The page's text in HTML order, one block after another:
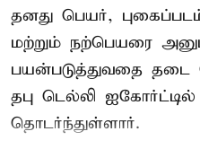
தனது பெயர்,
மற்றும் நற்பெயரை
பயன்படுத்துவதை தடை
தபு டெல்லி
தொடர்ந்துள்ளார்.